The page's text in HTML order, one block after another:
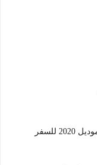
هاي اس سقف عالي موديل 2020 للسفر